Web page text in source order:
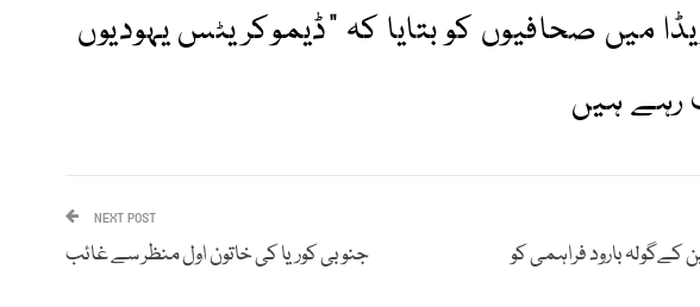
میں صحافیوں کو بتایا کہ "ڈیموکریٹس یہودیوں
رہے ہیں
کو500ملین کےگولہ بارود فراہمی کو
NEXT POST
جنوبی کوریا کی خاتون اول منظر سے غائب